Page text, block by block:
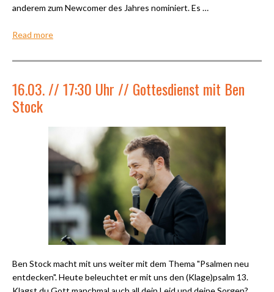
anderem zum Newcomer des Jahres nominiert. Es …
Read more
16.03. // 17:30 Uhr // Gottesdienst mit Ben
Stock
Ben Stock macht mit uns weiter mit dem Thema "Psalmen neu
entdecken". Heute beleuchtet er mit uns den (Klage)psalm 13.